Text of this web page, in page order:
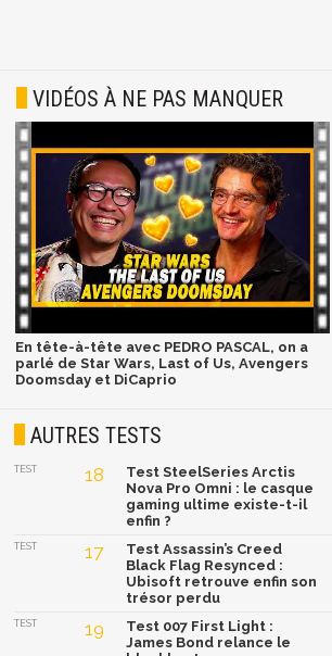
VIDÉOS À NE PAS MANQUER
En tête-à-tête avec PEDRO PASCAL, on a
parlé de Star Wars, Last of Us, Avengers
Doomsday et DiCaprio
AUTRES TESTS
TEST 18
Test SteelSeries Arctis
Nova Pro Omni : le casque
gaming ultime existe-t-il
enfin ?
TEST 17
Test Assassin’s Creed
Black Flag Resynced :
Ubisoft retrouve enfin son
trésor perdu
TEST 19
Test 007 First Light :
James Bond relance le